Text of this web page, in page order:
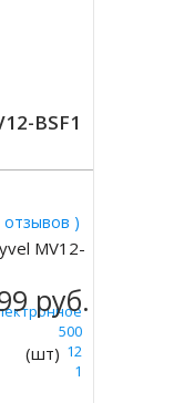
BSF1
отзывов )
Х 340 Х 500
12
1
MV12-
руб.
(шт)